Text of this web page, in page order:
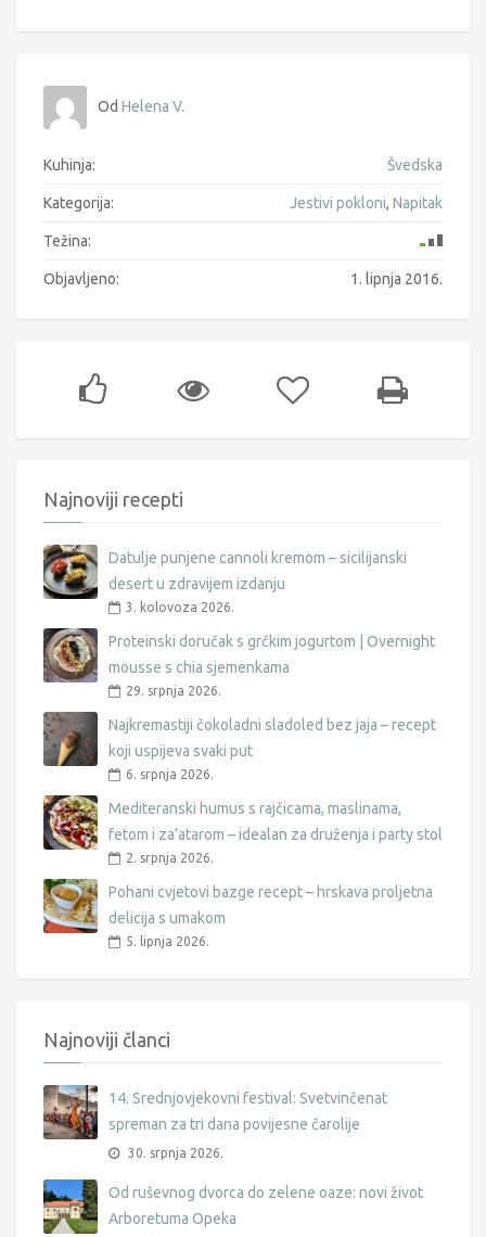
Od Helena V.
Kuhinja: Švedska
Kategorija: Jestivi pokloni, Napitak
Težina:
Objavljeno: 1. lipnja 2016.
Najnoviji recepti
Datulje punjene cannoli kremom – sicilijanski
desert u zdravijem izdanju
3. kolovoza 2026.
Proteinski doručak s grčkim jogurtom | Overnight
mousse s chia sjemenkama
29. srpnja 2026.
Najkremastiji čokoladni sladoled bez jaja – recept
koji uspijeva svaki put
6. srpnja 2026.
Mediteranski humus s rajčicama, maslinama,
fetom i za’atarom – idealan za druženja i party stol
2. srpnja 2026.
Pohani cvjetovi bazge recept – hrskava proljetna
delicija s umakom
5. lipnja 2026.
Najnoviji članci
14. Srednjovjekovni festival: Svetvinčenat
spreman za tri dana povijesne čarolije
30. srpnja 2026.
Od ruševnog dvorca do zelene oaze: novi život
Arboretuma Opeka